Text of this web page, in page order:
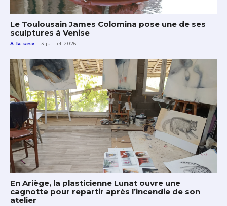
Le Toulousain James Colomina pose une de ses
sculptures à Venise
A la une 13 juillet 2026
En Ariège, la plasticienne Lunat ouvre une
cagnotte pour repartir après l’incendie de son
atelier